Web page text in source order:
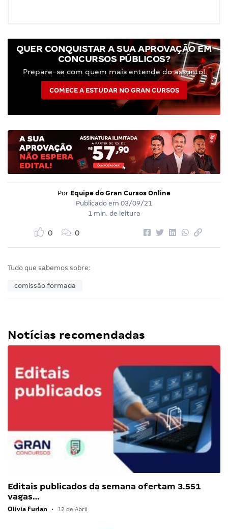
QUER CONQUISTAR A SUA APROVAÇÃO EM
CONCURSOS PÚBLICOS?
Prepare-se com quem mais entende do assunto!
COMECE A ESTUDAR NO GRAN CURSOS
Por Equipe do Gran Cursos Online
Publicado em 03/09/21
1 min. de leitura
0 0
Tudo que sabemos sobre:
comissão formada
Notícias recomendadas
Editais publicados da semana ofertam 3.551
vagas…
Olivia Furlan • 12 de Abril